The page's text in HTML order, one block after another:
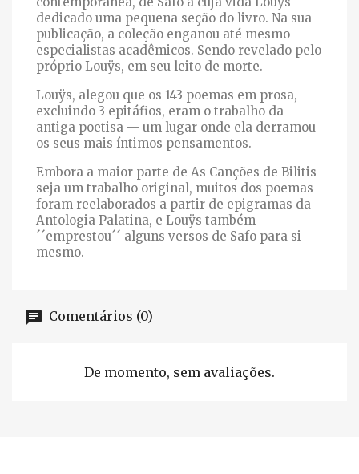
dedicado uma pequena seção do livro. Na sua
publicação, a coleção enganou até mesmo
especialistas acadêmicos. Sendo revelado pelo
próprio Louÿs, em seu leito de morte.
Louÿs, alegou que os 143 poemas em prosa,
excluindo 3 epitáfios, eram o trabalho da
antiga poetisa — um lugar onde ela derramou
os seus mais íntimos pensamentos.
Embora a maior parte de As Canções de Bilitis
seja um trabalho original, muitos dos poemas
foram reelaborados a partir de epigramas da
Antologia Palatina, e Louÿs também
´´emprestou´´ alguns versos de Safo para si
mesmo.
Comentários (0)
De momento, sem avaliações.